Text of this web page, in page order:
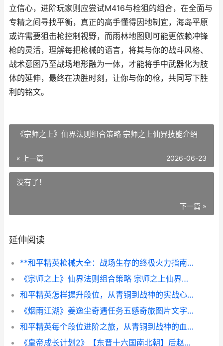
立信心，进阶玩家则应尝试M416与栓狙的组合，在全面与
专精之间寻找平衡，真正的高手懂得因地制宜，海岛平原
或许需要狙击枪控制视野，而雨林地图则可能更依赖冲锋
枪的灵活，理解每把枪械的语言，将其与你的战斗风格、
战术意图乃至战场地形融为一体，才能将手中武器化为肢
体的延伸，最终在决胜时刻，让你与你的枪，共同写下胜
利的铭文。
《宗师之上》仙界法则组合策略 宗师之上仙界技能介绍
« 上一篇 2026-06-23
没有了！
下一篇 »
延伸阅读
**和平精英枪械大全：战场生存的终极火力指南 副标题：从入门到精通的枪械选择与制胜之道**
《宗师之上》仙界法则组合策略 宗师之上仙界技能介绍
和平精英怎样提升段位，从青铜到战神的实战心法副标题：资深玩家的进阶路线图
《烟雨江湖》姜逸尘奇遇任务五感奇旅图片文字流程策略 烟雨江湖姜逸尘值得培养吗
和平精英每个段位进阶之旅，从青铜到战神的血泪与荣光副标题：一位老兵的实战沉思录
《皇帝成长计划2》【东晋十六国南北朝】后赵明帝